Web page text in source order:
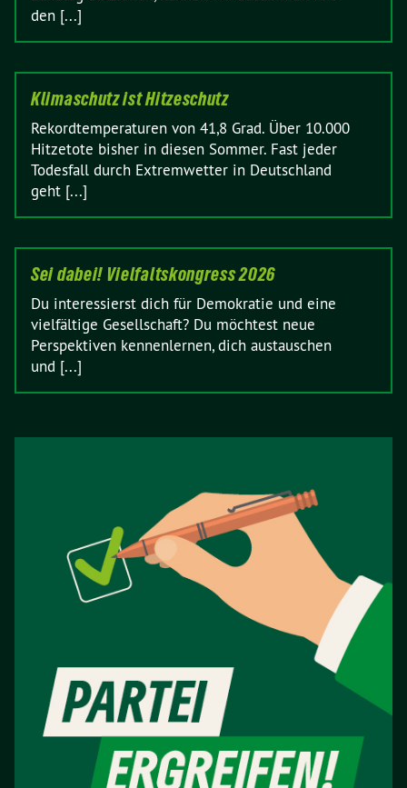
den [...]
Klimaschutz ist Hitzeschutz
Rekordtemperaturen von 41,8 Grad. Über 10.000
Hitzetote bisher in diesen Sommer. Fast jeder
Todesfall durch Extremwetter in Deutschland
geht [...]
Sei dabei! Vielfaltskongress 2026
Du interessierst dich für Demokratie und eine
vielfältige Gesellschaft? Du möchtest neue
Perspektiven kennenlernen, dich austauschen
und [...]